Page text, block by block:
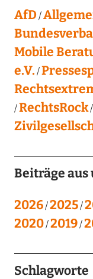
AfD
Mobile
e.V.
RechtsRock
Beiträge
2026 2025
2020 2019
Schlagworte